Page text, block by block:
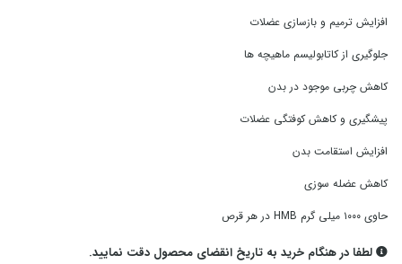
افزایش ترمیم و بازسازی عضلات
جلوگیری از کاتابولیسم ماهیچه ها
کاهش چربی موجود در بدن
پیشگیری و کاهش کوفتگی عضلات
افزایش استقامت بدن
کاهش عضله سوزی
حاوی ۱۰۰۰ میلی‌ گرم HMB در هر قرص
لطفا در هنگام خرید به تاریخ انقضای محصول دقت نمایید.